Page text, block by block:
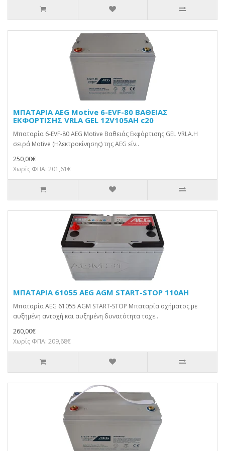
ΜΠΑΤΑΡΙΑ AEG Motive 6-EVF-80 ΒΑΘΕΙΑΣ
ΕΚΦΟΡΤΙΣΗΣ VRLA GEL 12V105AH c20
Μπαταρία 6-EVF-80 AEG Motive Βαθειάς Εκφόρτισης GEL VRLA.Η
σειρά Motive (Ηλεκτροκίνησης) της AEG είν..
250,00€
Χωρίς ΦΠΑ: 201,61€
ΜΠΑΤΑΡΙΑ 61055 AEG AGM START-STOP 110AH
Μπαταρία AEG 61055 AGM START-STOP Μπαταρία οχήματος με
αυξημένη αντοχή και αυξημένη δυνατότητα ταχε..
260,00€
Χωρίς ΦΠΑ: 209,68€